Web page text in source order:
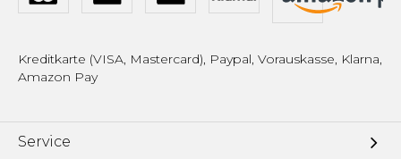
Kreditkarte (VISA, Mastercard), Paypal, Vorauskasse, Klarna,
Amazon Pay
Service